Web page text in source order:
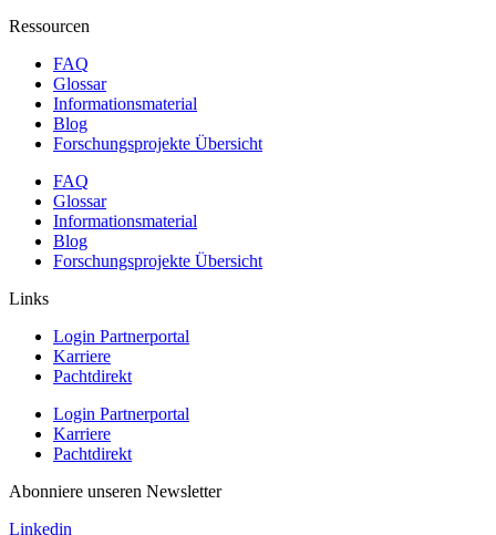
Ressourcen
FAQ
Glossar
Informationsmaterial
Blog
Forschungsprojekte Übersicht
FAQ
Glossar
Informationsmaterial
Blog
Forschungsprojekte Übersicht
Links
Login Partnerportal
Karriere
Pachtdirekt
Login Partnerportal
Karriere
Pachtdirekt
Abonniere unseren Newsletter
Linkedin